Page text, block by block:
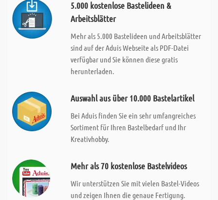
5.000 kostenlose Bastelideen &
Arbeitsblätter
Mehr als 5.000 Bastelideen und Arbeitsblätter
sind auf der Aduis Webseite als PDF-Datei
verfügbar und Sie können diese gratis
herunterladen.
Auswahl aus über 10.000 Bastelartikel
Bei Aduis finden Sie ein sehr umfangreiches
Sortiment für Ihren Bastelbedarf und Ihr
Kreativhobby.
Mehr als 70 kostenlose Bastelvideos
Wir unterstützen Sie mit vielen Bastel-Videos
und zeigen Ihnen die genaue Fertigung.